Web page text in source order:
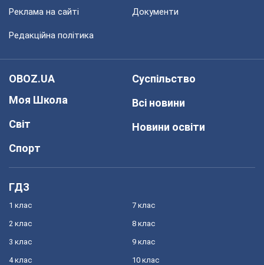
Реклама на сайті Документи
Редакційна політика
OBOZ.UA
Моя Школа
Світ
Спорт
Суспільство
Всі новини
Новини освіти
ГДЗ
1 клас
2 клас
3 клас
4 клас
7 клас
8 клас
9 клас
10 клас